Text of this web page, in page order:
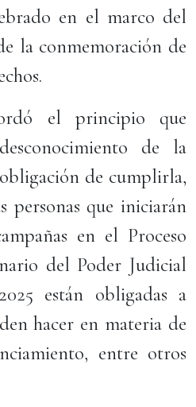
en el marco del
la conmemoración de
el principio que
de la
de cumplirla,
personas que iniciarán
en el Proceso
del Poder Judicial
están obligadas a
hacer en materia de
entre otros